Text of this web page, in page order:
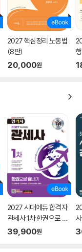
2027 핵심정리 노동법
(8판)
20,000원
2027 시대에듀 합격자
관세사 1차 한권으로 끝
내기
39,900원